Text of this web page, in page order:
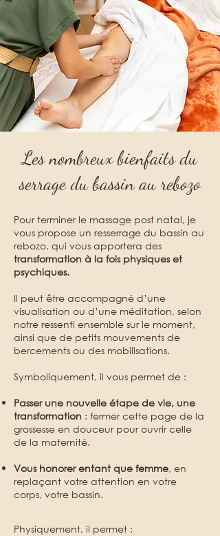
Les nombreux bienfaits du
serrage du bassin au rebozo
Pour terminer le massage post natal, je
vous propose un resserrage du bassin au
rebozo, qui vous apportera des
transformation à la fois physiques et
psychiques.
Il peut être accompagné d’une
visualisation ou d’une méditation, selon
notre ressenti ensemble sur le moment,
ainsi que de petits mouvements de
bercements ou des mobilisations.
Symboliquement, il vous permet de :
Passer une nouvelle étape de vie, une
transformation : fermer cette page de la
grossesse en douceur pour ouvrir celle
de la maternité.
Vous honorer entant que femme, en
replaçant votre attention en votre
corps, votre bassin.
Physiquement, il permet :